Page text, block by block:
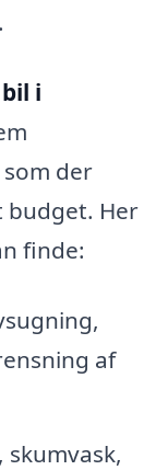
i
der
budget. Her
finde:
af
skumvask,